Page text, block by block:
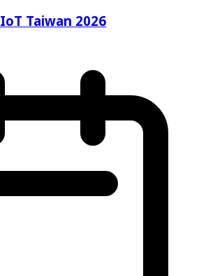
Taiwan 2026